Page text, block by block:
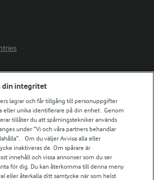
din integritet
lagrar och får tillgång till personuppgifter
eller unika identifierare på din enhet . Genom
tillåter du att spårningstekniker används
under ”Vi och våra partners behandlar
. Om du väljer Avvisa alla eller
inaktiveras de. Om spårare är
innehåll och vissa annonser som du ser
för dig. Du kan återkomma till denna meny
eller återkalla ditt samtycke när som helst